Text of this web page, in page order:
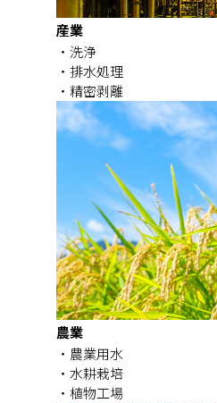
産業
洗浄
排水処理
精密剥離
農業
農業用水
水耕栽培
植物工場